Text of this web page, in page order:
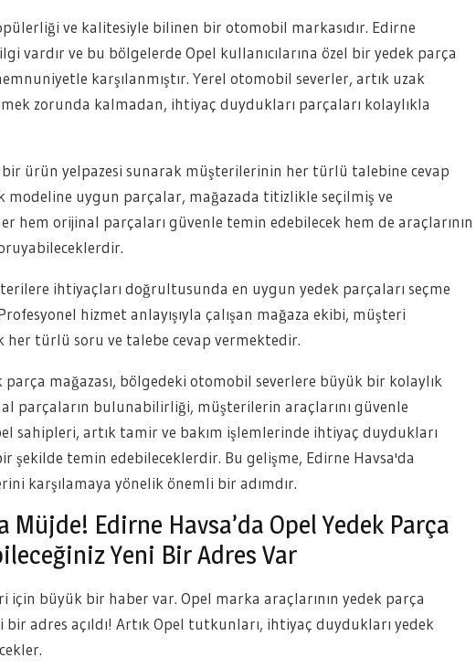
ve kalitesiyle bilinen bir otomobil markasıdır. Edirne
vardır ve bu bölgelerde Opel kullanıcılarına özel bir yedek parça
karşılanmıştır. Yerel otomobil severler, artık uzak
zorunda kalmadan, ihtiyaç duydukları parçaları kolaylıkla
bir ürün yelpazesi sunarak müşterilerinin her türlü talebine cevap
modeline uygun parçalar, mağazada titizlikle seçilmiş ve
hem orijinal parçaları güvenle temin edebilecek hem de araçlarının
ihtiyaçları doğrultusunda en uygun yedek parçaları seçme
hizmet anlayışıyla çalışan mağaza ekibi, müşteri
türlü soru ve talebe cevap vermektedir.
parça mağazası, bölgedeki otomobil severlere büyük bir kolaylık
parçaların bulunabilirliği, müşterilerin araçlarını güvenle
sahipleri, artık tamir ve bakım işlemlerinde ihtiyaç duydukları
şekilde temin edebileceklerdir. Bu gelişme, Edirne Havsa'da
karşılamaya yönelik önemli bir adımdır.
Edirne Havsa’da Opel Yedek Parça
Yeni Bir Adres Var
için büyük bir haber var. Opel marka araçlarının yedek parça
bir adres açıldı! Artık Opel tutkunları, ihtiyaç duydukları yedek